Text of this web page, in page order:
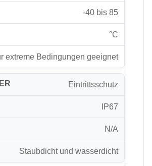
-40 bis 85
°C
extreme Bedingungen geeignet
Eintrittsschutz
IP67
N/A
Staubdicht und wasserdicht